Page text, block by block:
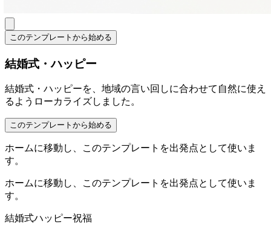
このテンプレートから始める
結婚式・ハッピー
結婚式・ハッピーを、地域の言い回しに合わせて自然に使え
るようローカライズしました。
このテンプレートから始める
ホームに移動し、このテンプレートを出発点として使いま
す。
ホームに移動し、このテンプレートを出発点として使いま
す。
結婚式ハッピー祝福